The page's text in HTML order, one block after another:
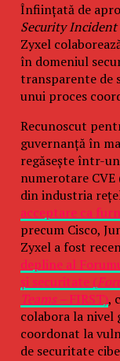
Înființată de
Security Incident
Zyxel
în domeniul
transparente de
unui proces
Recunoscut
guvernanță în
regăsește într-
numerotare CVE
din industria
acceptare ca
precum Cisco,
Zyxel a fost
depline al
și securitate (
Teams –FIRST),
colabora la nivel
coordonat la
de securitate